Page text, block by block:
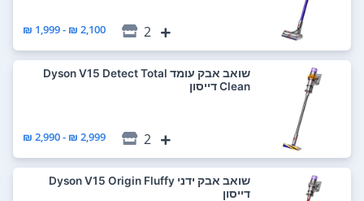
2
2,100 ₪ - 1,999 ₪
‏שואב אבק עומד Dyson V15 Detect Total
Clean דייסון
2
2,999 ₪ - 2,990 ₪
‏שואב אבק ידני Dyson V15 Origin Fluffy
דייסון